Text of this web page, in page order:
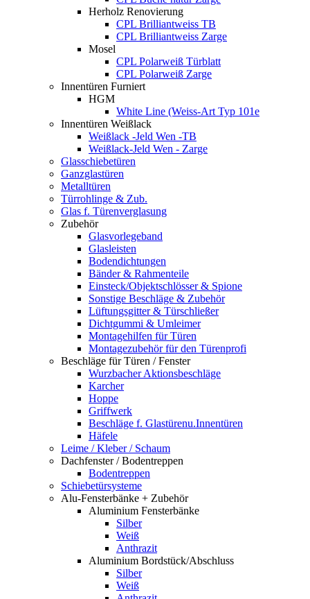
Herholz Renovierung
CPL Brilliantweiss TB
CPL Brilliantweiss Zarge
Mosel
CPL Polarweiß Türblatt
CPL Polarweiß Zarge
Innentüren Furniert
HGM
White Line (Weiss-Art Typ 101e
Innentüren Weißlack
Weißlack -Jeld Wen -TB
Weißlack-Jeld Wen - Zarge
Glasschiebetüren
Ganzglastüren
Metalltüren
Türrohlinge & Zub.
Glas f. Türenverglasung
Zubehör
Glasvorlegeband
Glasleisten
Bodendichtungen
Bänder & Rahmenteile
Einsteck/Objektschlösser & Spione
Sonstige Beschläge & Zubehör
Lüftungsgitter & Türschließer
Dichtgummi & Umleimer
Montagehilfen für Türen
Montagezubehör für den Türenprofi
Beschläge für Türen / Fenster
Wurzbacher Aktionsbeschläge
Karcher
Hoppe
Griffwerk
Beschläge f. Glastürenu.Innentüren
Häfele
Leime / Kleber / Schaum
Dachfenster / Bodentreppen
Bodentreppen
Schiebetürsysteme
Alu-Fensterbänke + Zubehör
Aluminium Fensterbänke
Silber
Weiß
Anthrazit
Aluminium Bordstück/Abschluss
Silber
Weiß